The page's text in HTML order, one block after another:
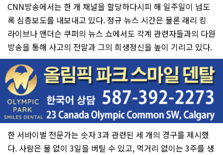
CNN방송에서는 한 개 채널을 할당하다시피 해 일주일이 넘도
록 심층보도를 내보내고 있다. 정규 뉴스 시간은 물론 래리 킹
라이브나 앤더슨 쿠퍼의 뉴스 쇼에서도 각계 관련자들과의 다원
방송을 통해 사고의 전말과 그의 희생정신을 높이 기리고 있다.
한 서바이벌 전문가는 숫자 3과 관련된 세 개의 경구를 제시했
다. 사람은 물 없이 3일을 버틸 수 있고, 먹거리 없이는 3주를 생